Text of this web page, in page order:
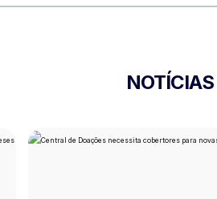
NOTÍCIAS